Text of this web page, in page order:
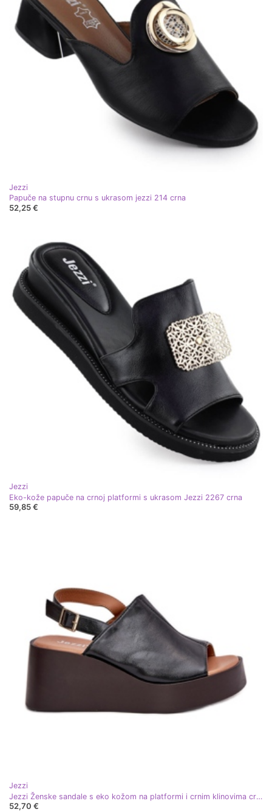
Jezzi
Papuče na stupnu crnu s ukrasom jezzi 214 crna
52,25 €
Jezzi
Eko-kože papuče na crnoj platformi s ukrasom Jezzi 2267 crna
59,85 €
Jezzi
Jezzi Ženske sandale s eko kožom na platformi i crnim klinovima crna
52,70 €